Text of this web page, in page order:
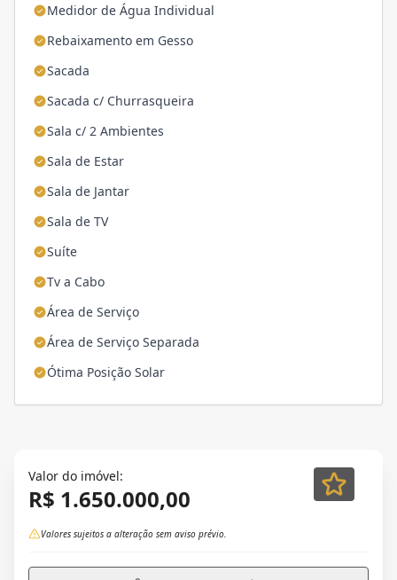
Medidor de Água Individual
Rebaixamento em Gesso
Sacada
Sacada c/ Churrasqueira
Sala c/ 2 Ambientes
Sala de Estar
Sala de Jantar
Sala de TV
Suíte
Tv a Cabo
Área de Serviço
Área de Serviço Separada
Ótima Posição Solar
Valor do imóvel:
R$ 1.650.000,00
Valores sujeitos a alteração sem aviso prévio.